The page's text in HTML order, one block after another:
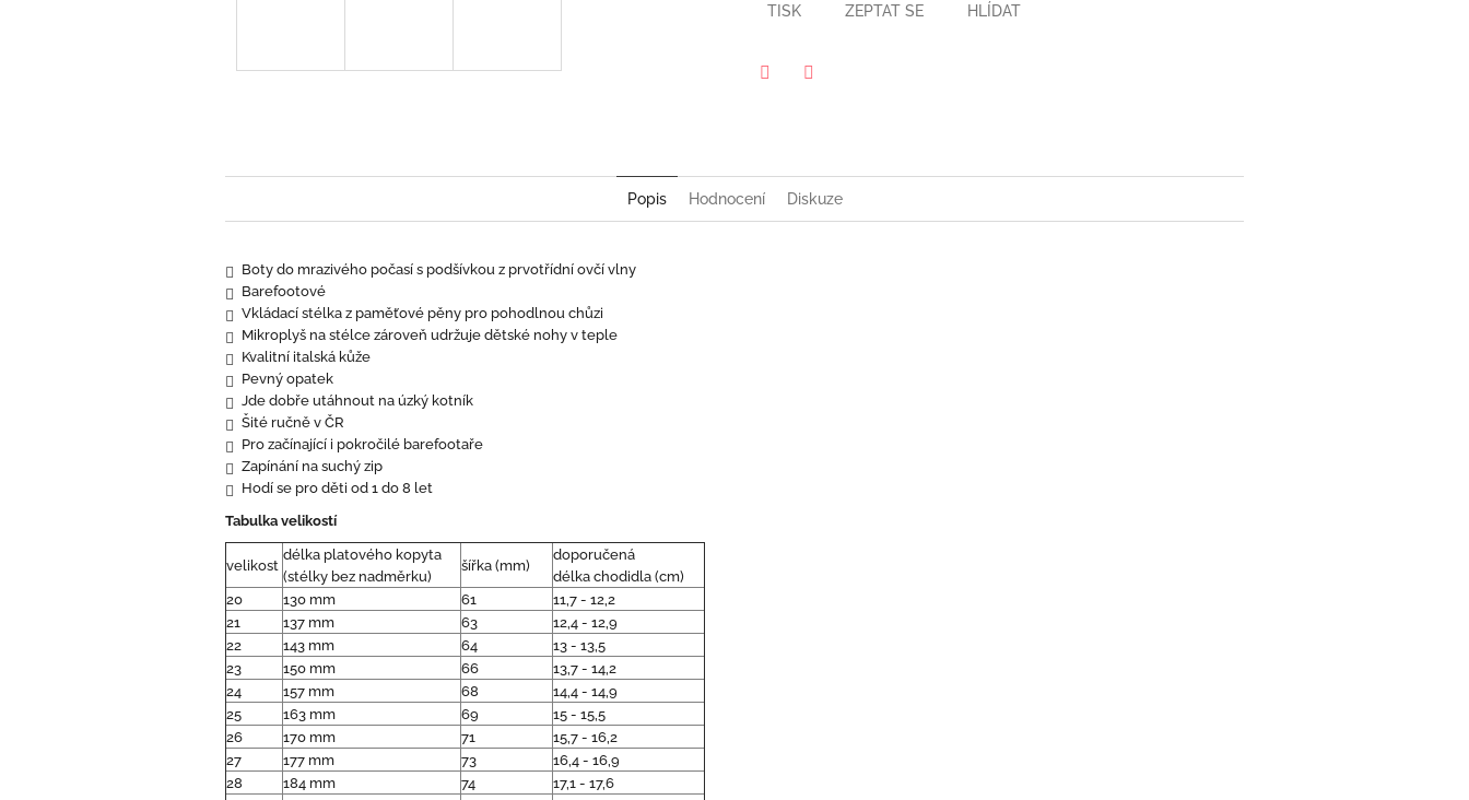
TISK ZEPTAT SE HLÍDAT
Popis Hodnocení Diskuze
Boty do mrazivého počasí s podšívkou z prvotřídní ovčí vlny
Barefootové
Vkládací stélka z paměťové pěny pro pohodlnou chůzi
Mikroplyš na stélce zároveň udržuje dětské nohy v teple
Kvalitní italská kůže
Pevný opatek
Jde dobře utáhnout na úzký kotník
Šité ručně v ČR
Pro začínající i pokročilé barefootaře
Zapínání na suchý zip
Hodí se pro děti od 1 do 8 let
Tabulka velikostí
velikost
délka platového kopyta
(stélky bez nadměrku)
šířka (mm)
doporučená
délka chodidla (cm)
20
130 mm 61
11,7 - 12,2
21
137 mm 63
12,4 - 12,9
22
143 mm 64
13 - 13,5
23
150 mm 66
13,7 - 14,2
24
157 mm 68
14,4 - 14,9
25
163 mm 69
15 - 15,5
26
170 mm 71
15,7 - 16,2
27
177 mm 73
16,4 - 16,9
28
184 mm 74
17,1 - 17,6